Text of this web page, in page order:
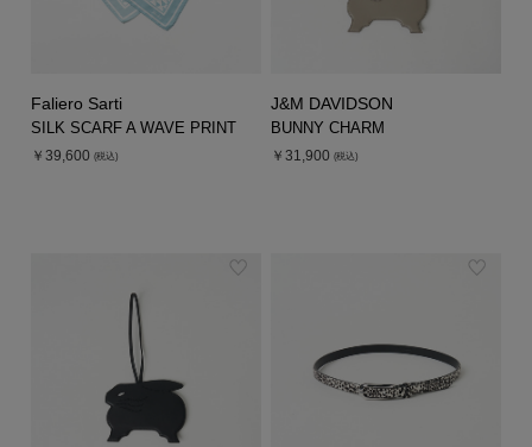
Faliero Sarti
SILK SCARF A WAVE PRINT
￥39,600 (税込)
J&M DAVIDSON
BUNNY CHARM
￥31,900 (税込)